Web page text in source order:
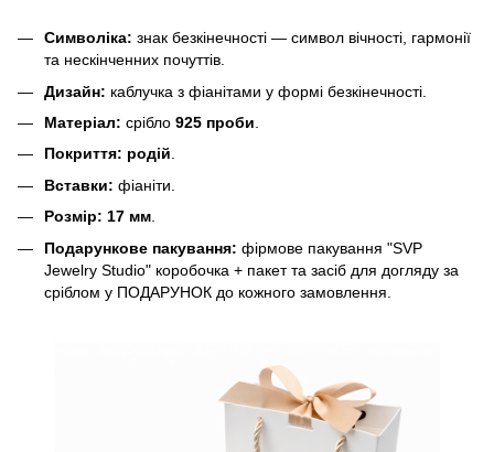
Символіка: знак безкінечності — символ вічності, гармонії
та нескінченних почуттів.
Дизайн: каблучка з фіанітами у формі безкінечності.
Матеріал: срібло 925 проби
Покриття: родій.
Вставки: фіаніти.
Розмір: 17 мм.
Подарункове пакування: фірмове пакування "SVP
Jewelry Studio" коробочка + пакет та засіб для догляду за
сріблом у ПОДАРУНОК до кожного замовлення.